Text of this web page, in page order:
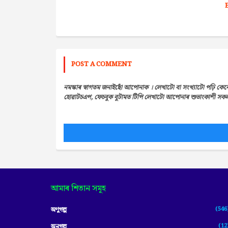
POST A COMMENT
নমস্কাৰ স্বাগতম জনাইছোঁ আপোনাক । লেখাটো বা সংখ্যাটো পঢ়ি
হোৱাটচএপ, ফেচবুক বুটামত টিপি লেখাটো আপোনাৰ শুভাংকাশী
আমাৰ শিতান সমূহ
অণুগল্প